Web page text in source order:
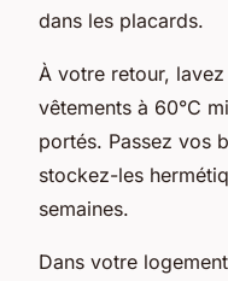
dans les placards.
À votre retour,
vêtements à 60°C
portés. Passez vos
stockez-les
semaines.
Dans votre